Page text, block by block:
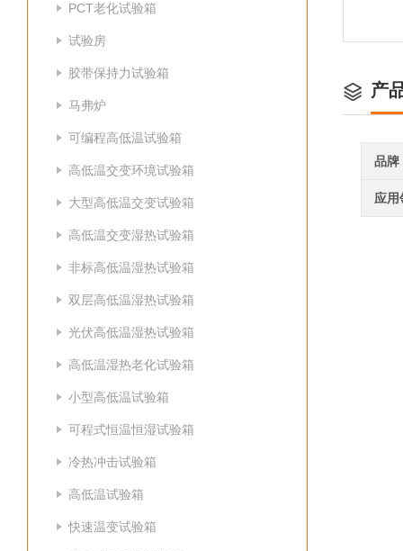
PCT老化试验箱
试验房
胶带保持力试验箱
马弗炉
可编程高低温试验箱
高低温交变环境试验箱
大型高低温交变试验箱
高低温交变湿热试验箱
非标高低温湿热试验箱
双层高低温湿热试验箱
光伏高低温湿热试验箱
高低温湿热老化试验箱
小型高低温试验箱
可程式恒温恒湿试验箱
冷热冲击试验箱
高低温试验箱
快速温变试验箱
产
品牌
应用